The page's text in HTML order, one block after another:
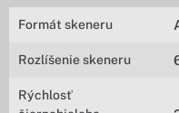
Formát skeneru
Rozlíšenie skeneru
Rýchlosť